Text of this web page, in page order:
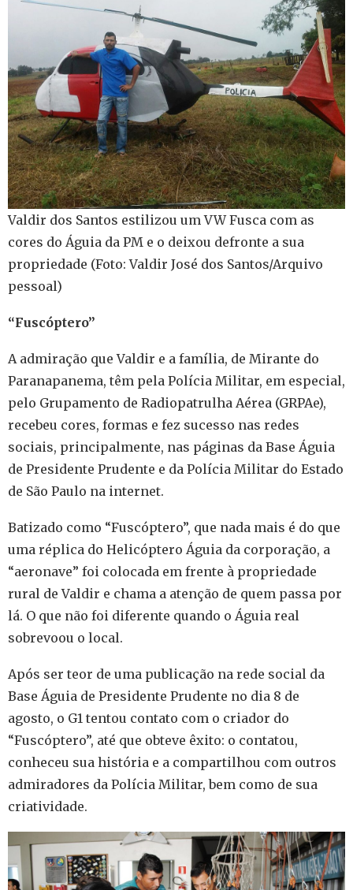
Valdir dos Santos estilizou um VW Fusca com as
cores do Águia da PM e o deixou defronte a sua
propriedade (Foto: Valdir José dos Santos/Arquivo
pessoal)
“Fuscóptero”
A admiração que Valdir e a família, de Mirante do
Paranapanema, têm pela Polícia Militar, em especial,
pelo Grupamento de Radiopatrulha Aérea (GRPAe),
recebeu cores, formas e fez sucesso nas redes
sociais, principalmente, nas páginas da Base Águia
de Presidente Prudente e da Polícia Militar do Estado
de São Paulo na internet.
Batizado como “Fuscóptero”, que nada mais é do que
uma réplica do Helicóptero Águia da corporação, a
“aeronave” foi colocada em frente à propriedade
rural de Valdir e chama a atenção de quem passa por
lá. O que não foi diferente quando o Águia real
sobrevoou o local.
Após ser teor de uma publicação na rede social da
Base Águia de Presidente Prudente no dia 8 de
agosto, o G1 tentou contato com o criador do
“Fuscóptero”, até que obteve êxito: o contatou,
conheceu sua história e a compartilhou com outros
admiradores da Polícia Militar, bem como de sua
criatividade.